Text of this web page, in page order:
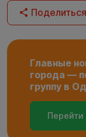
Поделиться
Главные
города —
группу в
Перейти